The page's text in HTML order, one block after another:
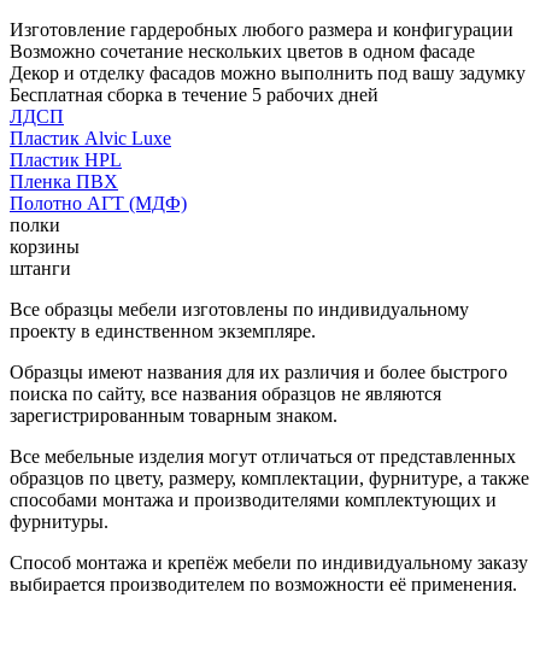
Изготовление гардеробных любого размера и конфигурации
Возможно сочетание нескольких цветов в одном фасаде
Декор и отделку фасадов можно выполнить под вашу задумку
Бесплатная сборка в течение 5 рабочих дней
ЛДСП
Пластик Alvic Luxe
Пластик HPL
Пленка ПВХ
Полотно АГТ (МДФ)
полки
корзины
штанги
Все образцы мебели изготовлены по индивидуальному
проекту в единственном экземпляре.
Образцы имеют названия для их различия и более быстрого
поиска по сайту, все названия образцов не являются
зарегистрированным товарным знаком.
Все мебельные изделия могут отличаться от представленных
образцов по цвету, размеру, комплектации, фурнитуре, а также
способами монтажа и производителями комплектующих и
фурнитуры.
Способ монтажа и крепёж мебели по индивидуальному заказу
выбирается производителем по возможности её применения.